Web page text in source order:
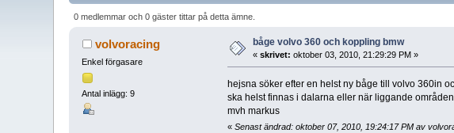
0 medlemmar och 0 gäster tittar på detta ämne.
volvoracing
Enkel förgasare
Antal inlägg: 9
båge volvo 360 och koppling bmw
«skrivet: oktober 03, 2010, 21:29:29 PM »
hejsna söker efter en helst ny båge till volvo 360in
ska helst finnas i dalarna eller när liggande områden
mvh markus
« Senast ändrad: oktober 07, 2010, 19:24:17 PM av